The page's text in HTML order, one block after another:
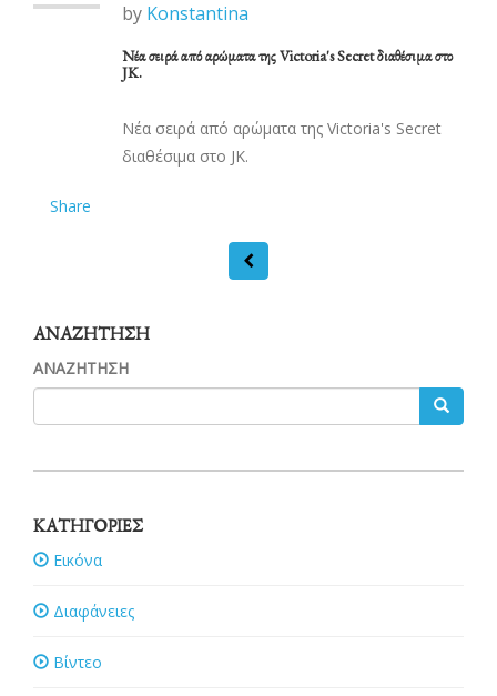
by Konstantina
Νέα σειρά από αρώματα της Victoria's Secret διαθέσιμα στο
JK.
Νέα σειρά από αρώματα της Victoria's Secret
διαθέσιμα στο JK.
Share
ΑΝΑΖΗΤΗΣΗ
ΑΝΑΖΗΤΗΣΗ
ΚΑΤΗΓΟΡΙΕΣ
Εικόνα
Διαφάνειες
Βίντεο